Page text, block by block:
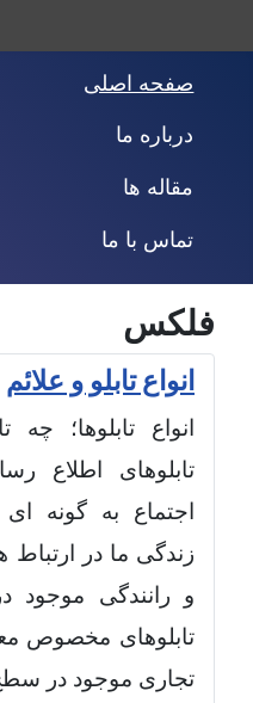
صفحه اصلی
درباره ما
مقاله ها
تماس با ما
فلکس
انواع تابلو و علائم
انواع تابلوها؛ چه
تابلوهای اطلاع
اجتماع به گونه ای
زندگی ما در ارتباط
و رانندگی موجود
تابلوهای مخصوص
تجاری موجود در